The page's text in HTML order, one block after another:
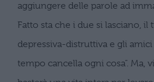
aggiungere delle parole ad
Fatto sta che i due si lasciano, il
depressiva-distruttiva e gli
tempo cancella ogni cosa”. Ma, vi